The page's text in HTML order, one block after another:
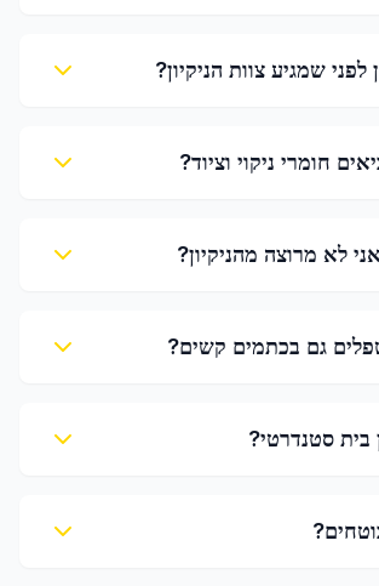
שמגיע צוות הניקיון?
חומרי ניקוי וציוד?
לא מרוצה מהניקיון?
גם בכתמים קשים?
בית סטנדרטי?